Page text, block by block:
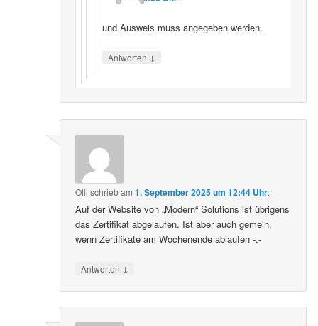
und Ausweis muss angegeben werden.
Antworten ↓
Olli schriebam1. September 2025 um 12:44 Uhr:
Auf der Website von „Modern“ Solutions ist übrigens
das Zertifikat abgelaufen. Ist aber auch gemein,
wenn Zertifikate am Wochenende ablaufen -.-
Antworten ↓